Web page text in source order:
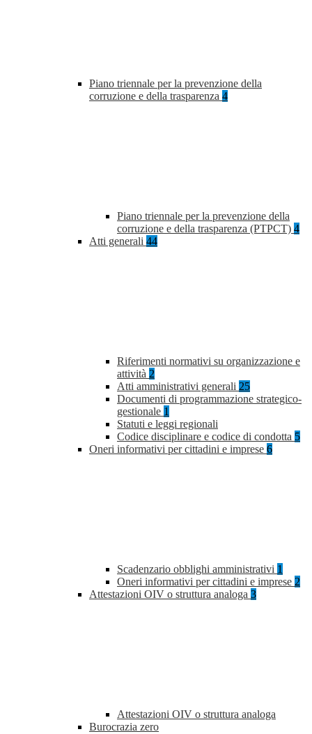
Piano triennale per la prevenzione della
corruzione e della trasparenza 4
Piano triennale per la prevenzione della
corruzione e della trasparenza (PTPCT) 4
Atti generali 44
Riferimenti normativi su organizzazione e
attività 2
Atti amministrativi generali 25
Documenti di programmazione strategico-
gestionale 1
Statuti e leggi regionali
Codice disciplinare e codice di condotta 5
Oneri informativi per cittadini e imprese 6
Scadenzario obblighi amministrativi 1
Oneri informativi per cittadini e imprese 2
Attestazioni OIV o struttura analoga 3
Attestazioni OIV o struttura analoga
Burocrazia zero